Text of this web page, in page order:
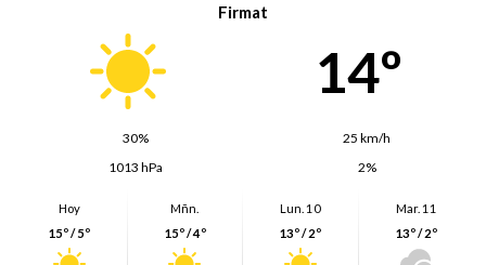
Firmat
14º
30%
25 km/h
1013 hPa
2%
Hoy
15º / 5º
Mñn.
15º / 4º
Lun. 10
13º / 2º
Mar. 11
13º / 2º